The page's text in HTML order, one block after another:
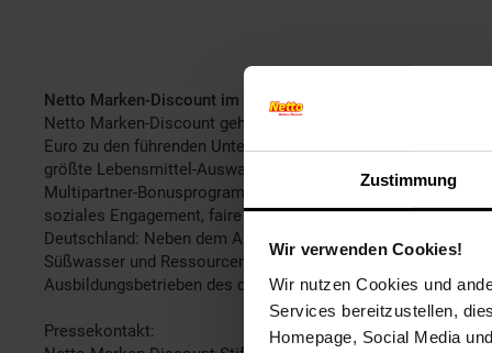
Zustimmung
Wir verwenden Cookies!
Wir nutzen Cookies und
Services bereitzustellen,
Homepage, Social Media
Netto Marken-Discount im Profil:
Netto Marken-Discount gehört mit über 4.300 Filialen, rund
Euro zu den führenden Unternehmen in der
größte Lebensmittel-Auswahl in der Discountlandschaft. Als
Multipartner-Bonusprogramm. Die Übernahme von
soziales Engagement, faire Zusammenarbeit, schonender
Deutschland: Neben dem Ausbau und der Förderung des
Süßwasser und Ressourcen daran, den eigenen
Ausbildungsbetrieben des deutschen Einzelhandels und
Pressekontakt: